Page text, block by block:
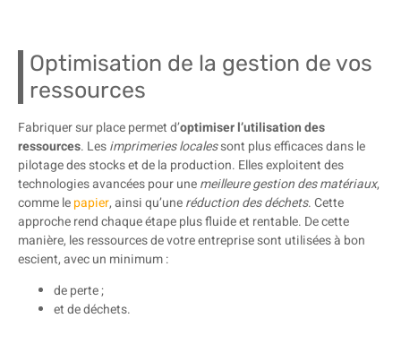
Optimisation de la gestion de vos
ressources
Fabriquer sur place permet d’optimiser l’utilisation des
ressources. Lesimprimeries localessont plus efficaces dans le
pilotage des stocks et de la production. Elles exploitent des
technologies avancées pour unemeilleure gestion des matériaux,
comme lepapier, ainsi qu’uneréduction des déchets. Cette
approche rend chaque étape plus fluide et rentable. De cette
manière, les ressources de votre entreprise sont utilisées à bon
escient, avec un minimum :
de perte ;
et de déchets.